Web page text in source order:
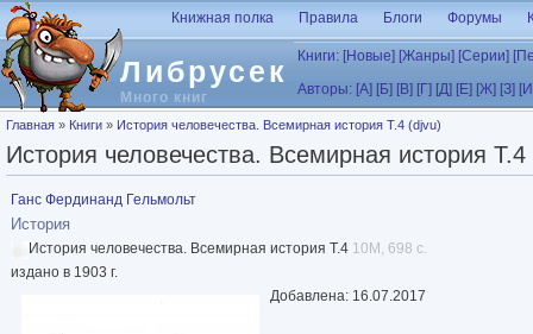
Перейти к основному содержанию
Либрусек
Много книг
Книжная полка Правила Блоги Форумы
Книги: [Новые] [Жанры] [Серии]
Авторы: [А] [Б] [В] [Г] [Д] [Е] [Ж] [З]
Вы здесь
Главная » Книги » История человечества. Всемирная история Т.4 (djvu)
История человечества. Всемирная история
Ганс Фердинанд Гельмольт
История
История человечества. Всемирная история Т.4 10M, 698 с.
издано в 1903 г.
Добавлена: 16.07.2017